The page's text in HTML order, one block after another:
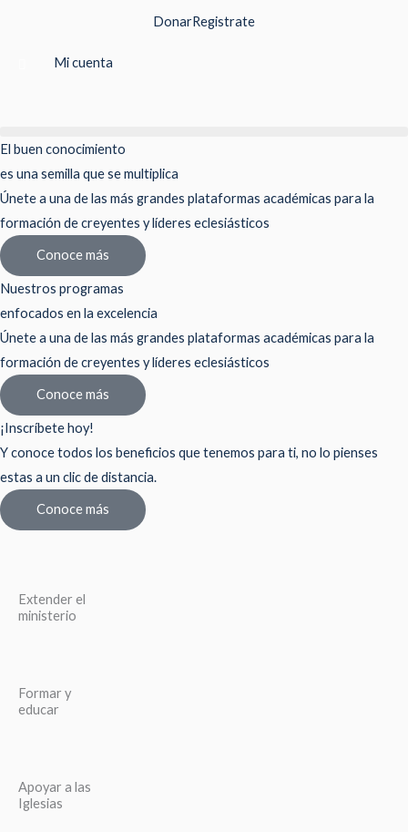
contenido
DonarRegistrate
Mi cuenta
El buen conocimiento
es una semilla que se multiplica
Únete a una de las más grandes plataformas académicas para la
formación de creyentes y líderes eclesiásticos
Conoce más
Nuestros programas
enfocados en la excelencia
Únete a una de las más grandes plataformas académicas para la
formación de creyentes y líderes eclesiásticos
Conoce más
¡Inscríbete hoy!
Y conoce todos los beneficios que tenemos para ti, no lo pienses
estas a un clic de distancia.
Conoce más
Extender el
ministerio
Formar y
educar
Apoyar a las
Iglesias